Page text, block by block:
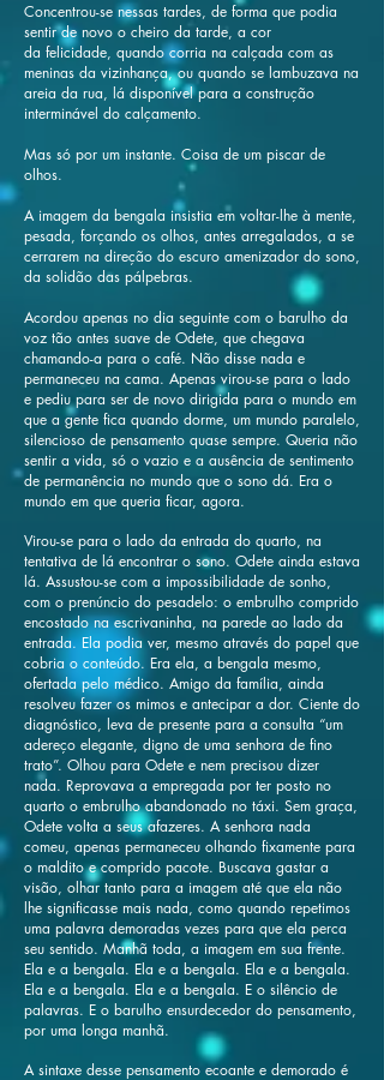
Concentrou-se nessas tardes, de forma que podia
sentir de novo o cheiro da tarde, a cor
da felicidade, quando corria na calçada com as
meninas da vizinhança, ou quando se lambuzava na
areia da rua, lá disponível para a construção
interminável do calçamento.
Mas só por um instante. Coisa de um piscar de
olhos.
A imagem da bengala insistia em voltar-lhe à mente,
pesada, forçando os olhos, antes arregalados, a se
cerrarem na direção do escuro amenizador do sono,
da solidão das pálpebras.
Acordou apenas no dia seguinte com o barulho da
voz tão antes suave de Odete, que chegava
chamando-a para o café. Não disse nada e
permaneceu na cama. Apenas virou-se para o lado
e pediu para ser de novo dirigida para o mundo em
que a gente fica quando dorme, um mundo paralelo,
silencioso de pensamento quase sempre. Queria não
sentir a vida, só o vazio e a ausência de sentimento
de permanência no mundo que o sono dá. Era o
mundo em que queria ficar, agora.
Virou-se para o lado da entrada do quarto, na
tentativa de lá encontrar o sono. Odete ainda estava
lá. Assustou-se com a impossibilidade de sonho,
com o prenúncio do pesadelo: o embrulho comprido
encostado na escrivaninha, na parede ao lado da
entrada. Ela podia ver, mesmo através do papel que
cobria o conteúdo. Era ela, a bengala mesmo,
ofertada pelo médico. Amigo da família, ainda
resolveu fazer os mimos e antecipar a dor. Ciente do
diagnóstico, leva de presente para a consulta “um
adereço elegante, digno de uma senhora de fino
trato”. Olhou para Odete e nem precisou dizer
nada. Reprovava a empregada por ter posto no
quarto o embrulho abandonado no táxi. Sem graça,
Odete volta a seus afazeres. A senhora nada
comeu, apenas permaneceu olhando fixamente para
o maldito e comprido pacote. Buscava gastar a
visão, olhar tanto para a imagem até que ela não
lhe significasse mais nada, como quando repetimos
uma palavra demoradas vezes para que ela perca
seu sentido. Manhã toda, a imagem em sua frente.
Ela e a bengala. Ela e a bengala. Ela e a bengala.
Ela e a bengala. Ela e a bengala. E o silêncio de
palavras. E o barulho ensurdecedor do pensamento,
por uma longa manhã.
A sintaxe desse pensamento ecoante e demorado é